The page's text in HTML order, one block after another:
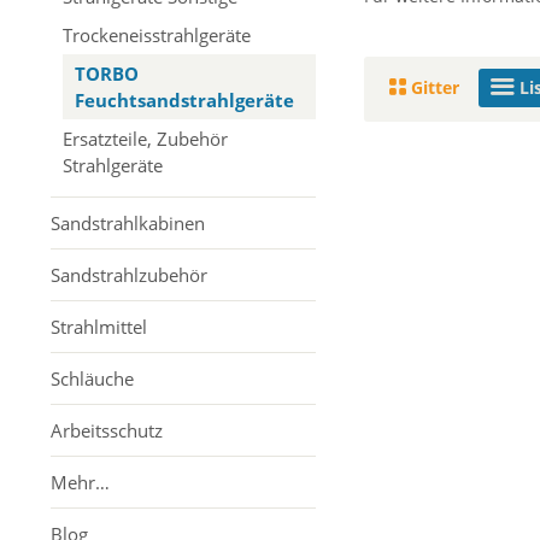
Trockeneisstrahlgeräte
TORBO
Feuchtsandstrahlgeräte
Ersatzteile, Zubehör
Strahlgeräte
Sandstrahlkabinen
Sandstrahlzubehör
Strahlmittel
Schläuche
Arbeitsschutz
Mehr…
Blog
Gitter